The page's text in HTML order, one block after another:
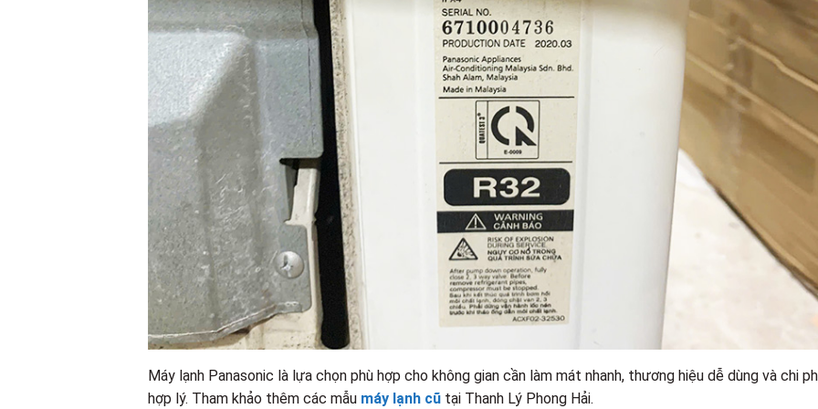
Máy lạnh Panasonic là lựa chọn phù hợp cho không gian cần làm mát nhanh, thương hiệu dễ dùng và chi
hợp lý. Tham khảo thêm các mẫu máy lạnh cũ tại Thanh Lý Phong Hải.